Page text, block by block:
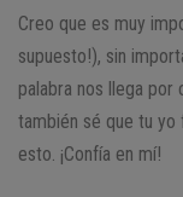
Creo que es muy
supuesto!), sin
palabra nos llega por
también sé que tu
esto. ¡Confía en mí!